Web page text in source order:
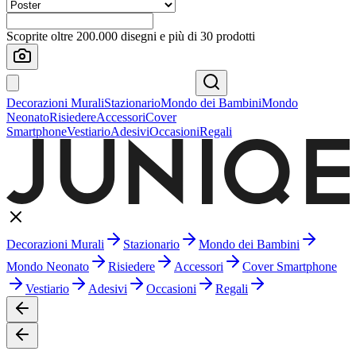
Scoprite oltre 200.000 disegni e più di 30 prodotti
Decorazioni MuraliStazionarioMondo dei BambiniMondo
NeonatoRisiedereAccessoriCover
SmartphoneVestiarioAdesiviOccasioniRegali
Decorazioni Murali Stazionario
Mondo dei Bambini
Mondo Neonato
Risiedere Accessori
Cover Smartphone
Vestiario
Adesivi Occasioni Regali